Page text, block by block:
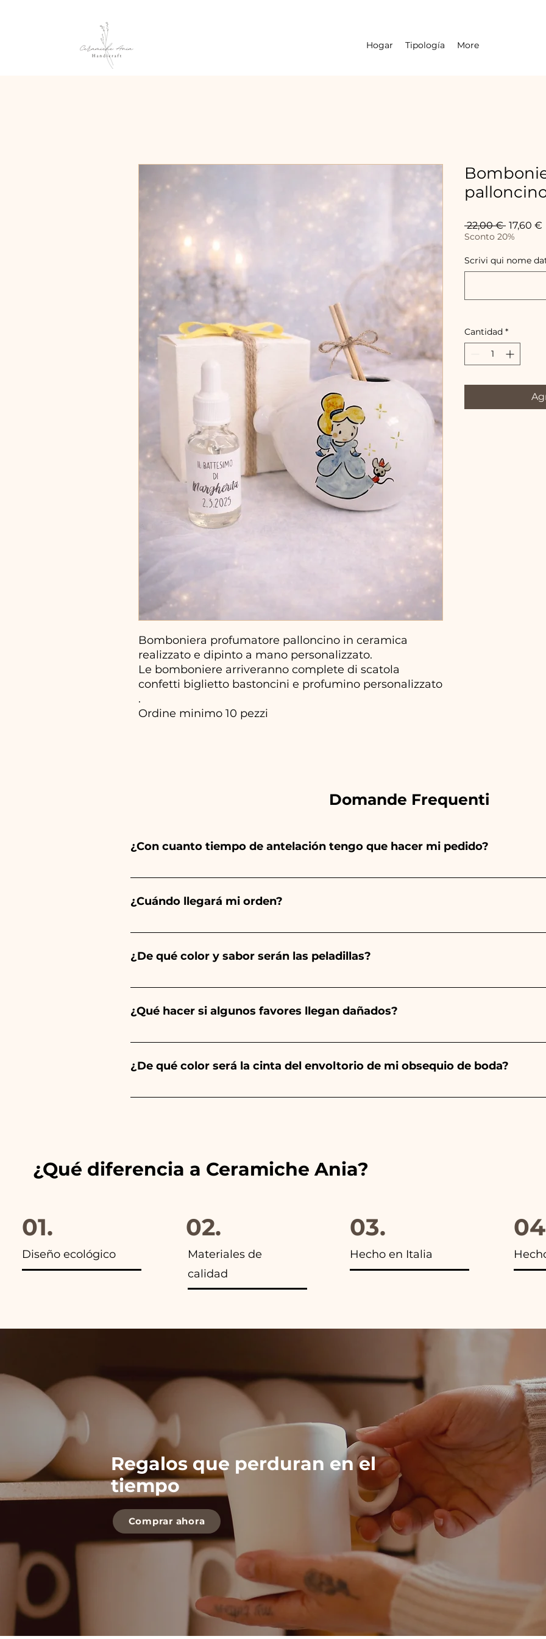
Hogar Tipología More
Bomboniera profumatore palloncino in ceramica
realizzato e dipinto a mano personalizzato.
Le bomboniere arriveranno complete di scatola
confetti biglietto bastoncini e profumino personalizzato
.
Ordine minimo 10 pezzi
22,00 € Precio
17,60 €
Sconto 20%
Scrivi qui nome
Cantidad *
Domande Frequenti
¿Con cuanto tiempo de antelación tengo que hacer mi pedido?
Ceramiche Ania crea y pinta totalmente a mano, ¡por lo que su creación lleva
tu evento es antes de los horarios indicados, ¡contáctanos para solicitar información
¿Cuándo llegará mi orden?
Se garantiza la recepción del pedido 10/15 días antes del evento.
¿De qué color y sabor serán las peladillas?
El sabor de las peladillas siempre será almendrado, el color varía según el tipo de
Comunión, Confirmación y Boda será de color blanco. - Para Graduación, será Rojo
¿Qué hacer si algunos favores llegan dañados?
Llevamos muchos años en el sector y sabemos cuidar tus pedidos pero si algo se
¿De qué color será la cinta del envoltorio de mi obsequio de boda?
Siempre combinamos los colores de las cintas con los colores del detalle de boda
¿Qué diferencia a Ceramiche Ania?
01.
Diseño ecológico
02.
Materiales de
calidad
03.
Hecho en Italia
Regalos que perduran en el
tiempo
Comprar ahora